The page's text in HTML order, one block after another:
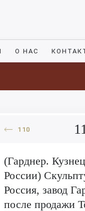
О НАС
110
(Гарднер.
России)
Россия, завод
после продажи